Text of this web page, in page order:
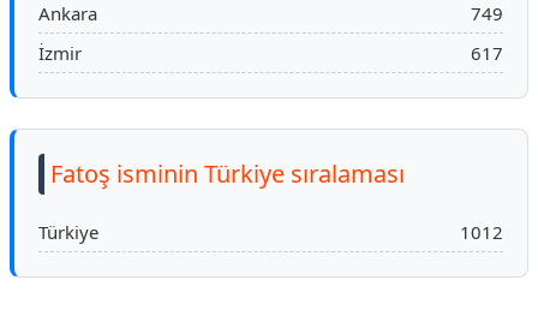
Ankara
749
İzmir
617
Fatoş isminin Türkiye sıralaması
Türkiye 1012